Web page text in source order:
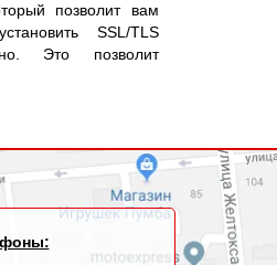
позволит вам
SSL/TLS
Это позволит